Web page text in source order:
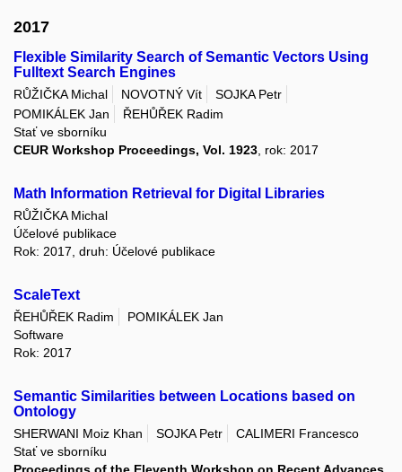
2017
Flexible Similarity Search of Semantic Vectors Using
Fulltext Search Engines
RŮŽIČKA Michal NOVOTNÝ Vít
SOJKA Petr
POMIKÁLEK Jan
ŘEHŮŘEK Radim
Stať ve sborníku
CEUR Workshop Proceedings, Vol. 1923 , rok: 2017
Math Information Retrieval for Digital Libraries
RŮŽIČKA Michal
Účelové publikace
Rok: 2017, druh: Účelové publikace
ScaleText
ŘEHŮŘEK Radim
POMIKÁLEK Jan
Software
Rok: 2017
Semantic Similarities between Locations based on
Ontology
SHERWANI Moiz Khan SOJKA Petr
CALIMERI Francesco
Stať ve sborníku